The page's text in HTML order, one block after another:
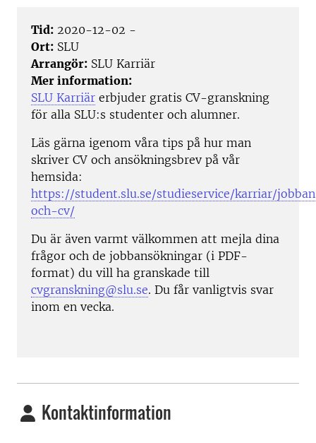
Tid: 2020-12-02 -
Ort: SLU
Arrangör: SLU Karriär
Mer information:
SLU Karriär erbjuder gratis CV-granskning
för alla SLU:s studenter och alumner.
Läs gärna igenom våra tips på hur man
skriver CV och ansökningsbrev på vår
hemsida:
https://student.slu.se/studieservice/karriar/
och-cv/
Du är även varmt välkommen att mejla dina
frågor och de jobbansökningar (i PDF-
format) du vill ha granskade till
cvgranskning@slu.se. Du får vanligtvis svar
inom en vecka.
Kontaktinformation